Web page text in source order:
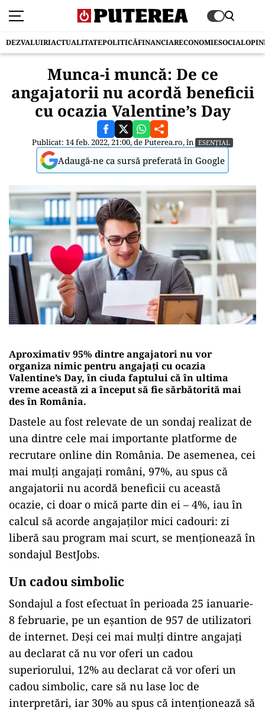
DEZVALUIRIACTUALITATEPOLITICĂFINANCIARECONOMIESOCIAL
Munca-i muncă: De ce
angajatorii nu acordă beneficii
cu ocazia Valentine’s Day
Publicat: 14 feb. 2022, 21:00, dePuterea.ro, în ESENȚIAL
Adaugă-ne ca sursă preferată în Google
Aproximativ 95% dintre angajatori nu vor
organiza nimic pentru angajați cu ocazia
Valentine’s Day, în ciuda faptului că în ultima
vreme această zi a început să fie sărbătorită mai
des în România.
Dastele au fost relevate de un sondaj realizat de
una dintre cele mai importante platforme de
recrutare online din România. De asemenea, cei
mai mulți angajați români, 97%, au spus că
angajatorii nu acordă beneficii cu această
ocazie, ci doar o mică parte din ei – 4%, iau în
calcul să acorde angajaților mici cadouri: zi
liberă sau program mai scurt, se menționează în
sondajul BestJobs.
Un cadou simbolic
Sondajul a fost efectuat în perioada 25 ianuarie-
8 februarie, pe un eșantion de 957 de utilizatori
de internet. Deşi cei mai mulţi dintre angajaţi
au declarat că nu vor oferi un cadou
superiorului, 12% au declarat că vor oferi un
cadou simbolic, care să nu lase loc de
interpretări, iar 30% au spus că intenţionează să